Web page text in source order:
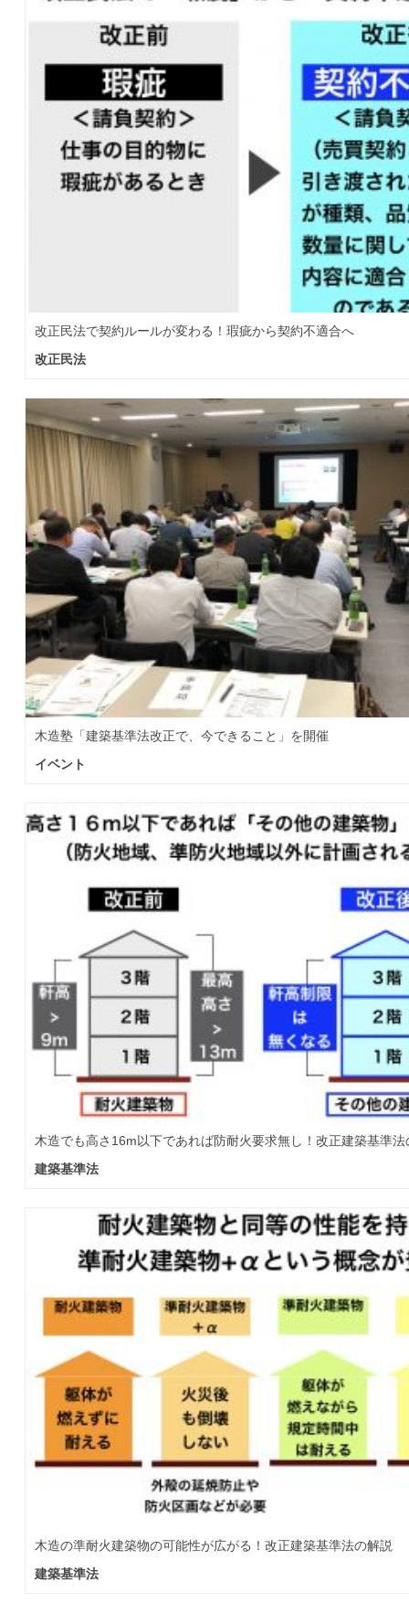
改正民法で契約ルールが変わる！瑕疵から契約不適合へ
改正民法
木造塾「建築基準法改正で、今できること」を開催
イベント
木造でも高さ16m以下であれば防耐火要求無し！改正建築基準法
建築基準法
木造の準耐火建築物の可能性が広がる！改正建築基準法の解説
建築基準法